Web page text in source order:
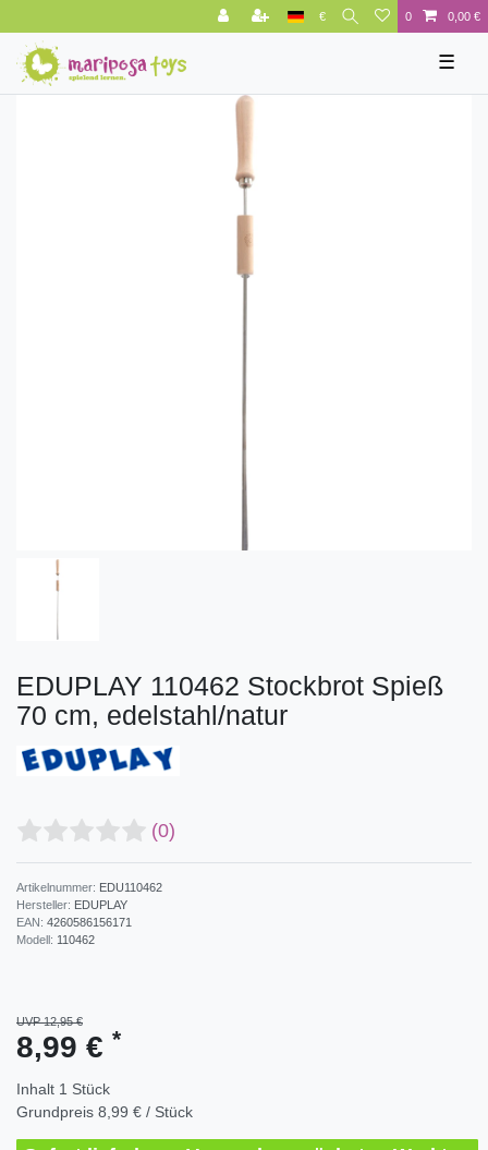
€ 0 0,00 €
☰
EDUPLAY 110462 Stockbrot Spieß
70 cm, edelstahl/natur
(0)
Artikelnummer: EDU110462
Hersteller: EDUPLAY
EAN: 4260586156171
Modell: 110462
UVP 12,95 €
8,99 € *
Inhalt 1 Stück
Grundpreis 8,99 € / Stück